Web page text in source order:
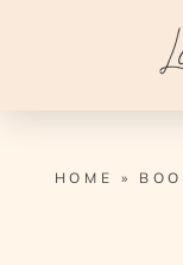
HOME »